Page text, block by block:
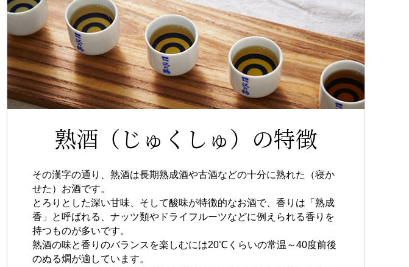
熟酒（じゅくしゅ）の特徴
その漢字の通り、熟酒は長期熟成酒や古酒などの十分に熟れた（寝か
せた）お酒です。
とろりとした深い甘味、そして酸味が特徴的なお酒で、香りは「熟成
香」と呼ばれる、ナッツ類やドライフルーツなどに例えられる香りを
持つものが多いです。
熟酒の味と香りのバランスを楽しむには20℃くらいの常温～40度前後
のぬる燗が適しています。